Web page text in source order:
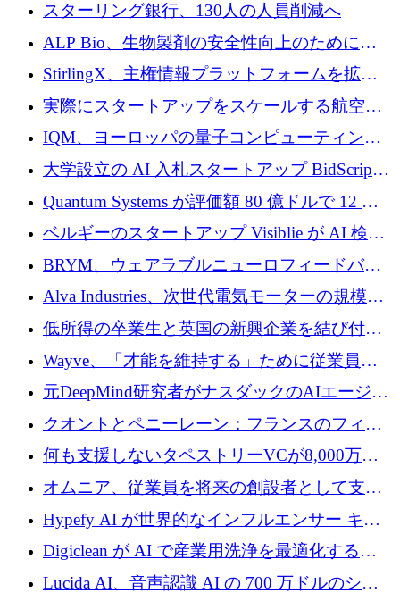
を確保
戦略を拡大
スターリング銀行、130人の人員削減へ
ALP Bio、生物製剤の安全性向上のために
Venture Kick から 16 万 1,000 ユーロを調達
StirlingX、主権情報プラットフォームを拡張
するためにシリーズ A で 2,000 万ドルを確保
実際にスタートアップをスケールする航空イ
ノベーション モデルを学ぶ
IQM、ヨーロッパの量子コンピューティング
企業として初めて米国の主要取引所に上場
大学設立の AI 入札スタートアップ BidScript
がプレシード資金総額 100 万ドルを突破
Quantum Systems が評価額 80 億ドルで 12 億
ドルを調達
ベルギーのスタートアップ Visiblie が AI 検索
の可視化のために 50 万ユーロを調達
BRYM、ウェアラブルニューロフィードバッ
クプラットフォームの開発に65万ユーロを確
Alva Industries、次世代電気モーターの規模拡
大に 1,600 万ユーロを調達
低所得の卒業生と英国の新興企業を結び付け
るためにCommon Pathを開始
Wayve、「才能を維持する」ために従業員に
8,500万ドルの株式公開買い付けを実施
元DeepMind研究者がナスダックのAIエージェ
ントを拡張するためにCreandumの資金調達で
記録を獲得
クオントとペニーレーン：フランスのフィン
テックの友人と敵
何も支援しないタペストリーVCが8,000万ド
ルの資金を調達、ロンドン事務所を開設
オムニア、従業員を将来の創設者として支援
するために Firedrop でファンドを立ち上げる
Hypefy AI が世界的なインフルエンサー キャ
ンペーンを自動化するためにシリーズ A で
720 万ドルを調達
Digiclean が AI で産業用洗浄を最適化するた
めに 250 万ユーロを調達
Lucida AI、音声認識 AI の 700 万ドルのシー